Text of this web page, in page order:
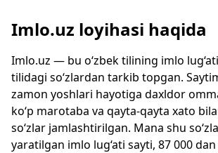
Imlo.uz loyihasi haqida
Imlo.uz — bu o‘zbek tilining imlo
tilidagi so‘zlardan tarkib topgan.
zamon yoshlari hayotiga daxldor
ko‘p marotaba va qayta-qayta xato
so‘zlar jamlashtirilgan. Mana shu
yaratilgan imlo lug‘ati sayti, 87 000 dan